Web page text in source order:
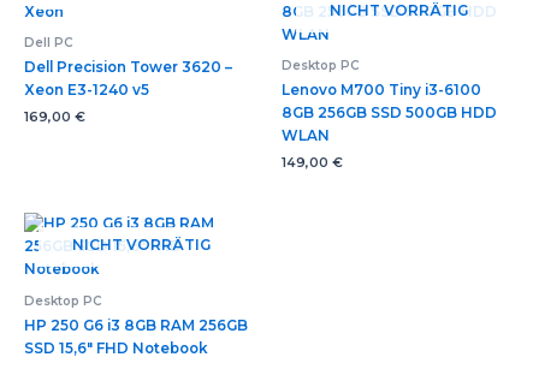
Dell PC
Dell Precision Tower 3620 –
Xeon E3-1240 v5
169,00 €
NICHT VORRÄTIG
Desktop PC
Lenovo M700 Tiny i3-6100
8GB 256GB SSD 500GB HDD
WLAN
149,00 €
NICHT VORRÄTIG
Desktop PC
HP 250 G6 i3 8GB RAM 256GB
SSD 15,6″ FHD Notebook